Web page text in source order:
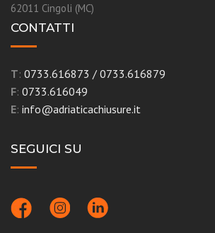
62011 Cingoli (MC)
CONTATTI
T: 0733.616873 / 0733.616879
F: 0733.616049
E: info@adriaticachiusure.it
SEGUICI SU